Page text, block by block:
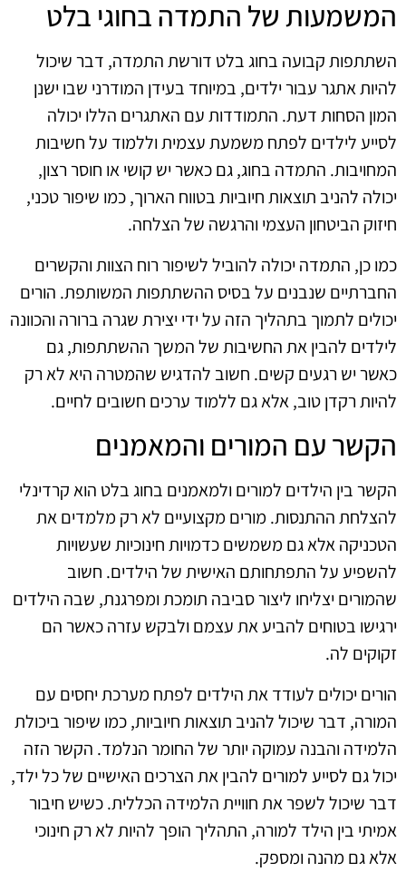
המשמעות של התמדה בחוגי בלט
השתתפות קבועה בחוג בלט דורשת התמדה, דבר שיכול
להיות אתגר עבור ילדים, במיוחד בעידן המודרני שבו ישנן
המון הסחות דעת. התמודדות עם האתגרים הללו יכולה
לסייע לילדים לפתח משמעת עצמית וללמוד על חשיבות
המחויבות. התמדה בחוג, גם כאשר יש קושי או חוסר רצון,
יכולה להניב תוצאות חיוביות בטווח הארוך, כמו שיפור טכני,
חיזוק הביטחון העצמי והרגשה של הצלחה.
כמו כן, התמדה יכולה להוביל לשיפור רוח הצוות והקשרים
החברתיים שנבנים על בסיס ההשתתפות המשותפת. הורים
יכולים לתמוך בתהליך הזה על ידי יצירת שגרה ברורה והכוונה
לילדים להבין את החשיבות של המשך ההשתתפות, גם
כאשר יש רגעים קשים. חשוב להדגיש שהמטרה היא לא רק
להיות רקדן טוב, אלא גם ללמוד ערכים חשובים לחיים.
הקשר עם המורים והמאמנים
הקשר בין הילדים למורים ולמאמנים בחוג בלט הוא קרדינלי
להצלחת ההתנסות. מורים מקצועיים לא רק מלמדים את
הטכניקה אלא גם משמשים כדמויות חינוכיות שעשויות
להשפיע על התפתחותם האישית של הילדים. חשוב
שהמורים יצליחו ליצור סביבה תומכת ומפרגנת, שבה הילדים
ירגישו בטוחים להביע את עצמם ולבקש עזרה כאשר הם
זקוקים לה.
הורים יכולים לעודד את הילדים לפתח מערכת יחסים עם
המורה, דבר שיכול להניב תוצאות חיוביות, כמו שיפור ביכולת
הלמידה והבנה עמוקה יותר של החומר הנלמד. הקשר הזה
יכול גם לסייע למורים להבין את הצרכים האישיים של כל ילד,
דבר שיכול לשפר את חוויית הלמידה הכללית. כשיש חיבור
אמיתי בין הילד למורה, התהליך הופך להיות לא רק חינוכי
אלא גם מהנה ומספק.